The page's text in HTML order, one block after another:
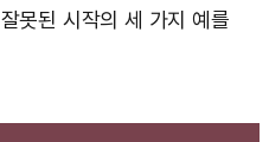
못된 시작의 세 가지 예를